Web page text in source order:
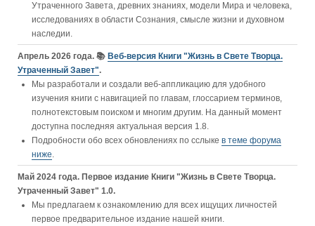
Утраченного Завета, древних знаниях, модели Мира и человека,
исследованиях в области Сознания, смысле жизни и духовном
наследии.
Апрель 2026 года. 📚 Веб-версия Книги "Жизнь в Свете Творца.
Утраченный Завет".
Мы разработали и создали веб-аппликацию для удобного
изучения книги c навигацией по главам, глоссарием терминов,
полнотекстовым поиском и многим другим. На данный момент
доступна последняя актуальная версия 1.8.
Подробности обо всех обновлениях по сслыке в теме форума
ниже.
Май 2024 года. Первое издание Книги "Жизнь в Свете Творца.
Утраченный Завет" 1.0.
Мы предлагаем к ознакомлению для всех ищущих личностей
первое предварительное издание нашей книги.